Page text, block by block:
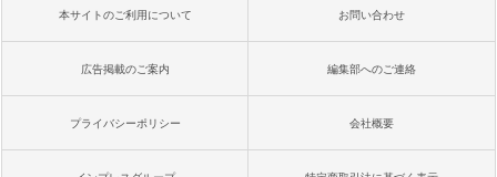
本サイトのご利用について お問い合わせ
広告掲載のご案内 編集部へのご連絡
プライバシーポリシー 会社概要